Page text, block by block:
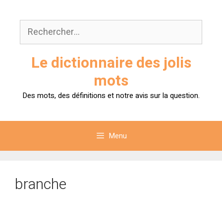
contenu
Rechercher :
Le dictionnaire des jolis
mots
Des mots, des définitions et notre avis sur la question.
Menu
branche